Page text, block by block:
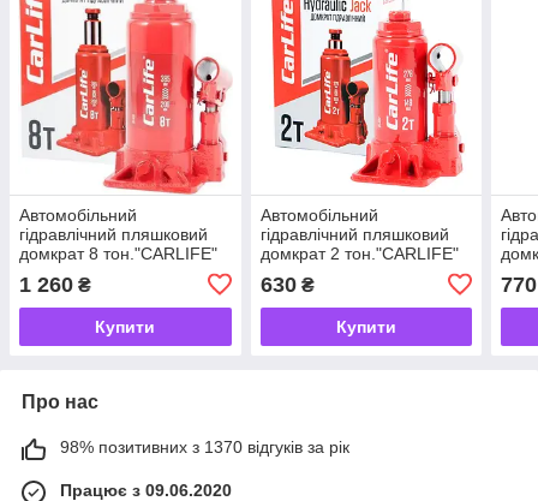
Автомобільний
гідравлічний пляшковий
домкрат 8 тон."CARLIFE"
пак.) BJ408
1 260 ₴
Купити
Автомобільний
гідравлічний пляшковий
домкрат 2 тон."CARLIFE"
пак.) BJ402
630₴
Купити
770
Про нас
98% позитивних з 1370 відгуків за рік
Працює з 09.06.2020